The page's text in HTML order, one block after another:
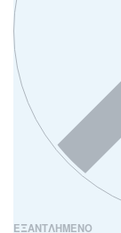
ΕΞΑΝΤΛΗΜΈΝΟ